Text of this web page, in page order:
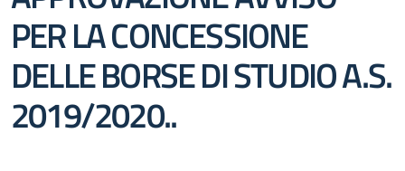
PER LA CONCESSIONE
DELLE BORSE DI STUDIO A.S.
2019/2020..